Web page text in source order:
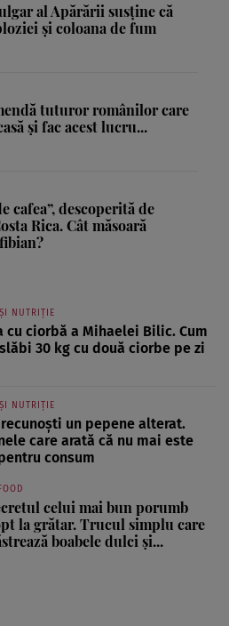
al Apărării susține că
și coloana de fum
tuturor românilor care
și fac acest lucru...
cafea”, descoperită de
Rica. Cât măsoară
NUTRIȚIE
cu ciorbă a Mihaelei Bilic. Cum
30 kg cu două ciorbe pe zi
NUTRIȚIE
recunoști un pepene alterat.
care arată că nu mai este
consum
celui mai bun porumb
la grătar. Trucul simplu care
boabele dulci și...